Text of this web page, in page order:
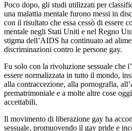
Poco dopo, gli studi utilizzati per
una malattia mentale furono messi in
con il risultato che essa cessò di essere
mentale negli Stati Uniti e nel Regno
stigma dell’AIDS ha continuato ad
discriminazioni contro le persone gay.
Fu solo con la rivoluzione sessuale che
essere normalizzata in tutto il mondo,
alla contraccezione, alla pornografia,
prematrimoniale e a molte altre cose
accettabili.
Il movimento di liberazione gay ha
sessuale, promuovendo il gay pride e